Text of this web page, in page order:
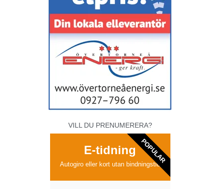
VILL DU PRENUMERERA?
E-tidning
Autogiro eller kort utan bindningstid
POPULAR